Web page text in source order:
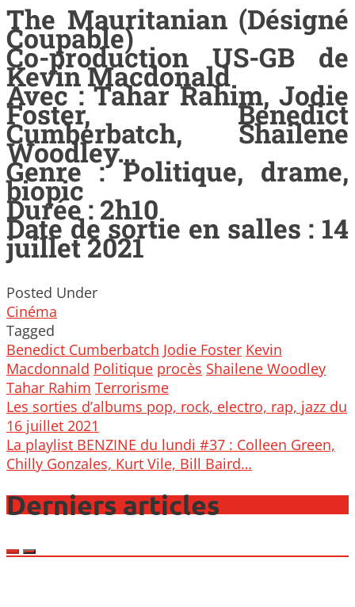
The Mauritanian (Désigné
Coupable)
Co-production US-GB de
Kevin Macdonald
Avec : Tahar Rahim, Jodie
Foster, Benedict
Cumberbatch, Shailene
Woodley…
Genre : Politique, drame,
biopic
Durée : 2h10
Date de sortie en salles : 14
juillet 2021
Posted Under
Cinéma
Tagged
Benedict Cumberbatch Jodie Foster Kevin
Macdonnald Politique procès Shailene Woodley
Tahar Rahim Terrorisme
Post
navigation
Les sorties d’albums pop, rock, electro, rap, jazz du
16 juillet 2021
La playlist BENZINE du lundi #37 : Colleen Green,
Chilly Gonzales, Kurt Vile, Bill Baird…
Derniers articles